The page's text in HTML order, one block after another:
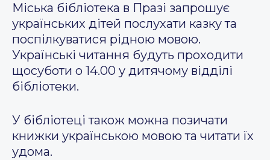
Міська бібліотека в Празі запрошує
українських дітей послухати казку та
поспілкуватися рідною мовою.
Українські читання будуть проходити
щосуботи о 14.00 у дитячому відділі
бібліотеки.
У бібліотеці також можна позичати
книжки українською мовою та читати їх
удома.